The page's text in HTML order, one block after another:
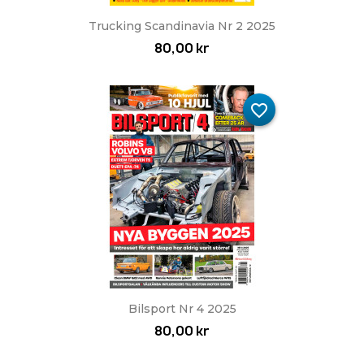
Trucking Scandinavia Nr 2 2025
80,00 kr
Bilsport Nr 4 2025
80,00 kr
favorite_border